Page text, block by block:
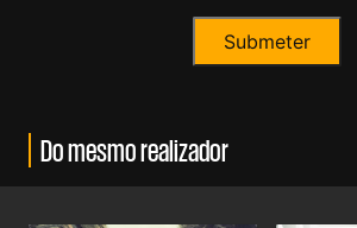
Do mesmo realizador